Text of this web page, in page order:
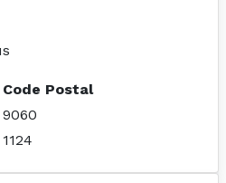
Code Postal
9060
1124